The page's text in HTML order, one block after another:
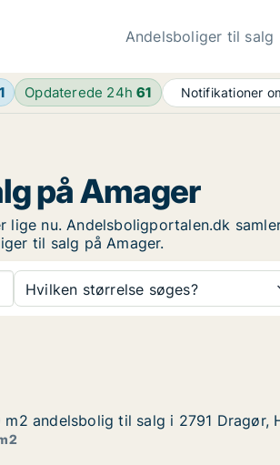
Andelsboliger til salg
Opdaterede 24h61 Notifikationer
på Amager
lige nu. Andelsboligportalen.dk
til salg på Amager.
Hvilken størrelse søges?
Dragør, Hf. Bachersmindevej
til salg i 2791 Dragør, Hf.
m2 andelsbolig til salg i 2791 Dragør,
m2 andelsbolig til salg i 2791 Dragør,